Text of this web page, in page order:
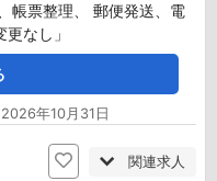
帳票整理、 郵便発送、電
なし」
年10月31日
関連求人